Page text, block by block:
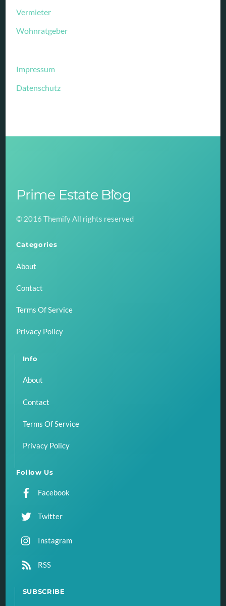
Vermieter
Wohnratgeber
Impressum
Datenschutz
Back
Top
Prime Estate Blog
© 2016 Themify All rights reserved
Categories
About
Contact
Terms Of Service
Privacy Policy
Info
About
Contact
Terms Of Service
Privacy Policy
Follow Us
Facebook
Twitter
Instagram
RSS
SUBSCRIBE